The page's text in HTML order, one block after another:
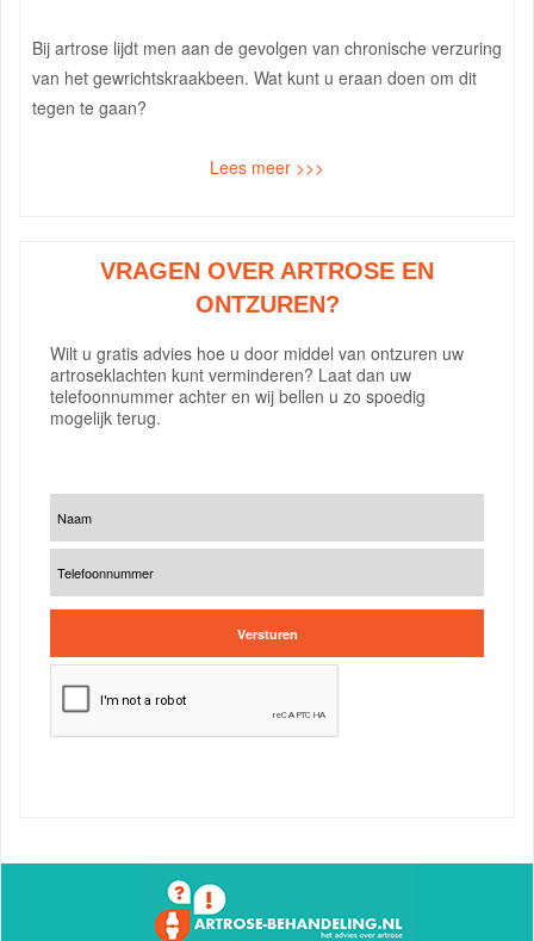
Bij artrose lijdt men aan de gevolgen van chronische verzuring
van het gewrichtskraakbeen. Wat kunt u eraan doen om dit
tegen te gaan?
Lees meer >>>
VRAGEN OVER ARTROSE EN
ONTZUREN?
Wilt u gratis advies hoe u door middel van ontzuren uw
artroseklachten kunt verminderen? Laat dan uw
telefoonnummer achter en wij bellen u zo spoedig
mogelijk terug.